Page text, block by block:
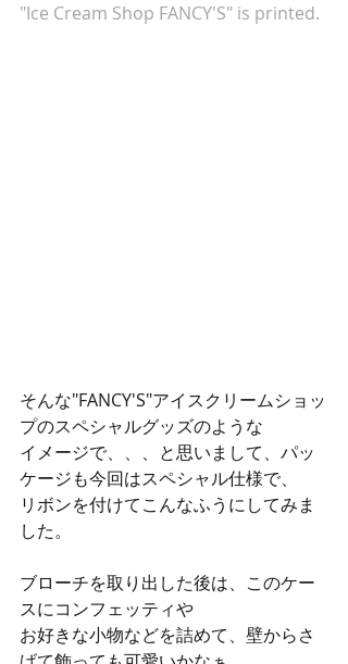
"Ice Cream Shop FANCY'S" is printed.
そんな"FANCY'S"アイスクリームショッ
プのスペシャルグッズのような
イメージで、、、と思いまして、パッ
ケージも今回はスペシャル仕様で、
リボンを付けてこんなふうにしてみま
した。
ブローチを取り出した後は、このケー
スにコンフェッティや
お好きな小物などを詰めて、壁からさ